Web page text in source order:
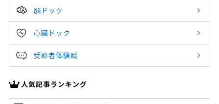
脳ドック
心臓ドック
受診者体験談
人気記事ランキング